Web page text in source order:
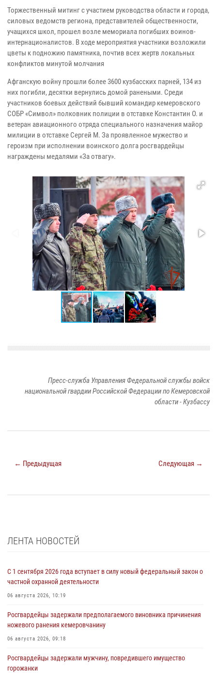
Торжественный митинг с участием руководства области и города,
силовых ведомств региона, представителей общественности,
учащихся школ, прошел возле мемориала погибших воинов-
интернационалистов. В ходе мероприятия участники возложили
цветы к подножию памятника, почтив всех жертв локальных
конфликтов минутой молчания
Афганскую войну прошли более 3600 кузбасских парней, 134 из
них погибли, десятки вернулись домой ранеными. Среди
участников боевых действий бывший командир кемеровского
СОБР «Символ» полковник полиции в отставке Константин О. и
ветеран авиационного отряда специального назначения майор
милиции в отставке Сергей М. За проявленное мужество и
героизм при исполнении воинского долга росгвардейцы
награждены медалями «За отвагу».
Пресс-служба Управления Федеральной службы войск
национальной гвардии Российской Федерации по Кемеровской
области - Кузбассу
← Предыдущая Следующая →
ЛЕНТА НОВОСТЕЙ
С 1 сентября 2026 года вступает в силу новый федеральный закон о
частной охранной деятельности
06 августа 2026, 10:19
Росгвардейцы задержали предполагаемого виновника причинения
ножевого ранения кемеровчанину
06 августа 2026, 09:18
Росгвардейцы задержали мужчину, повредившего имущество
горожанки